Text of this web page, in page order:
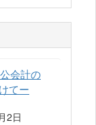
会計の
てー
2日